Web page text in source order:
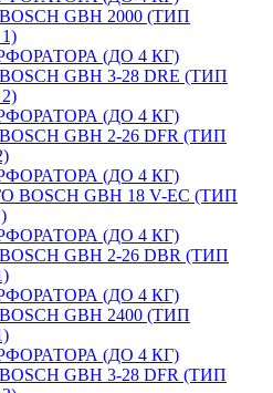
GBH 2000 (ТИП
(ДО 4 КГ)
GBH 3-28 DRE (ТИП
(ДО 4 КГ)
GBH 2-26 DFR (ТИП
(ДО 4 КГ)
GBH 18 V-EC (ТИП
(ДО 4 КГ)
GBH 2-26 DBR (ТИП
(ДО 4 КГ)
GBH 2400 (ТИП
(ДО 4 КГ)
GBH 3-28 DFR (ТИП